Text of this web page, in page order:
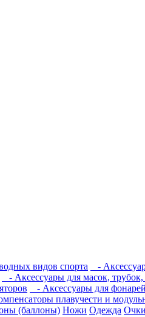
видов спорта -
- Аксессуары для масок, трубок,
- Аксессуары для фонарей
плавучести и
(баллоны) Ножи Одежда